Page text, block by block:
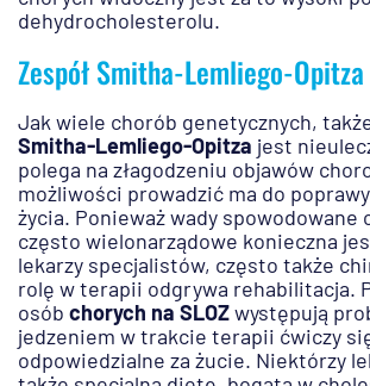
dehydrocholesterolu.
Zespół Smitha-Lemliego-
Jak wiele chorób genetycznych,
Smitha-Lemliego-Opitza jest
polega na złagodzeniu objawów
możliwości prowadzić ma do
życia. Ponieważ wady spowodowane
często wielonarządowe konieczna
lekarzy specjalistów, często także
rolę w terapii odgrywa rehabilitacja.
osób chorych na SLOZwystępują
jedzeniem w trakcie terapii ćwiczy
odpowiedzialne za żucie. Niektórzy